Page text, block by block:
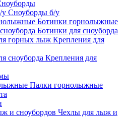
Сноуборды б/у
Ботинки горнолыжные
Ботинки для сноуборда
Крепления для
Крепления для
Палки горнолыжные
Чехлы для лыж и